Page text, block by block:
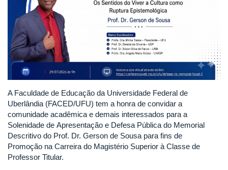
A Faculdade de Educação da Universidade Federal de
Uberlândia (FACED/UFU) tem a honra de convidar a
comunidade acadêmica e demais interessados para a
Solenidade de Apresentação e Defesa Pública do Memorial
Descritivo do Prof. Dr. Gerson de Sousa para fins de
Promoção na Carreira do Magistério Superior à Classe de
Professor Titular.